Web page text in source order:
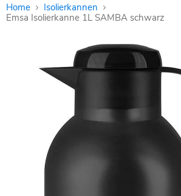
Home
Isolierkannen
Emsa Isolierkanne 1L SAMBA schwarz